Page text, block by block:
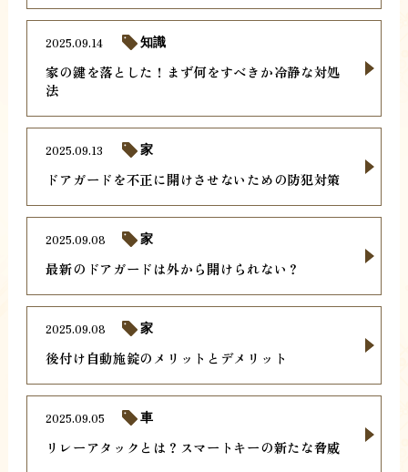
家の鍵を落とした！まず何をすべきか冷静な対処
法
2025.09.14 知識
ドアガードを不正に開けさせないための防犯対策
2025.09.13 家
最新のドアガードは外から開けられない？
2025.09.08 家
後付け自動施錠のメリットとデメリット
2025.09.08 家
リレーアタックとは？スマートキーの新たな脅威
2025.09.05 車